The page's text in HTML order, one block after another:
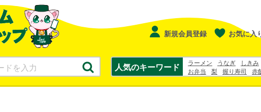
新規会員登録 お気に入
人気のキーワード ラーメン うなぎ しきみ
お弁当
梨 握り寿司 赤